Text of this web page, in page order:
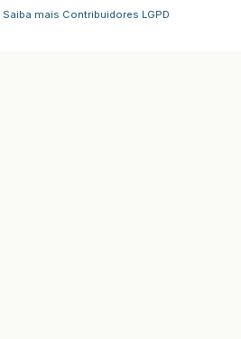
Saiba mais Contribuidores LGPD